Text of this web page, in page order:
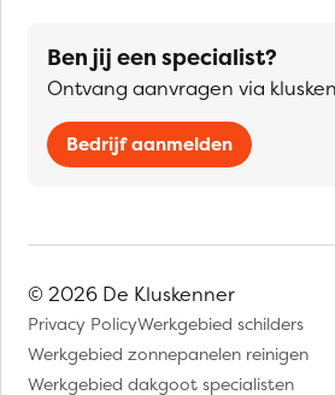
Ben jij een specialist?
Ontvang aanvragen via
Bedrijf aanmelden
© 2026 De Kluskenner
Privacy PolicyWerkgebied schilders
Werkgebied zonnepanelen reinigen
Werkgebied dakgoot specialisten